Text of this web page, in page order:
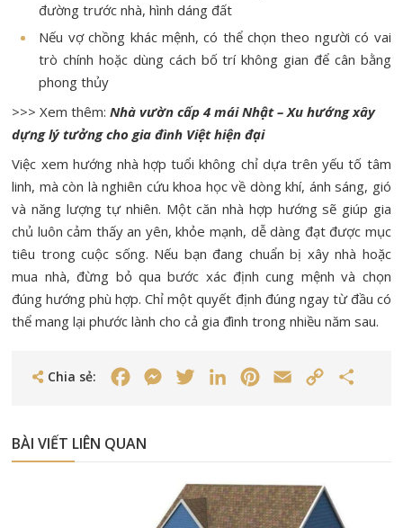
đường trước nhà, hình dáng đất
Nếu vợ chồng khác mệnh, có thể chọn theo người có vai
trò chính hoặc dùng cách bố trí không gian để cân bằng
phong thủy
>>> Xem thêm:Nhà vườn cấp 4 mái Nhật – Xu hướng xây
dựng lý tưởng cho gia đình Việt hiện đại
Việc xem hướng nhà hợp tuổi không chỉ dựa trên yếu tố tâm
linh, mà còn là nghiên cứu khoa học về dòng khí, ánh sáng, gió
và năng lượng tự nhiên. Một căn nhà hợp hướng sẽ giúp gia
chủ luôn cảm thấy an yên, khỏe mạnh, dễ dàng đạt được mục
tiêu trong cuộc sống. Nếu bạn đang chuẩn bị xây nhà hoặc
mua nhà, đừng bỏ qua bước xác định cung mệnh và chọn
đúng hướng phù hợp. Chỉ một quyết định đúng ngay từ đầu có
thể mang lại phước lành cho cả gia đình trong nhiều năm sau.
Chia sẻ: FacebookMessenger
TwitterLinkedInPinterest
Email
Copy
BÀI VIẾT LIÊN QUAN